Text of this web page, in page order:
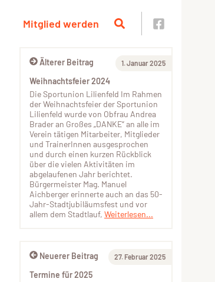
Mitglied werden
Älterer Beitrag 1. Januar 2025
Weihnachtsfeier 2024
Die Sportunion Lilienfeld Im Rahmen
der Weihnachtsfeier der Sportunion
Lilienfeld wurde von Obfrau Andrea
Brader an Großes „DANKE“ an alle im
Verein tätigen Mitarbeiter, Mitglieder
und TrainerInnen ausgesprochen
und durch einen kurzen Rückblick
über die vielen Aktivitäten im
abgelaufenen Jahr berichtet.
Bürgermeister Mag. Manuel
Aichberger erinnerte auch an das 50-
Jahr-Stadtjubiläumsfest und vor
allem dem Stadtlauf, Weiterlesen...
Neuerer Beitrag 27. Februar 2025
Termine für 2025